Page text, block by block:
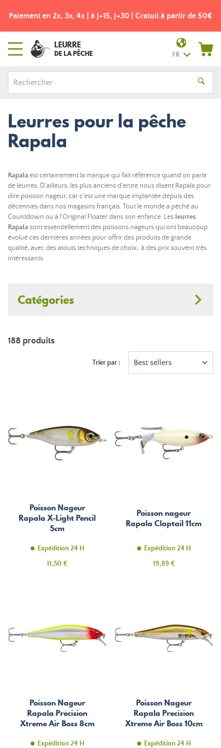
Paiement en 2x, 3x, 4x | à J+15, J+30 | Gratuit à partir de 50€
LEURRE
DE LA PÊCHE FR
Leurres pour la pêche
Rapala
Rapala est certainement la marque qui fait référence quand on parle
de leurres. D'ailleurs, les plus anciens d'entre nous disent Rapala pour
dire poisson nageur, car c'est une marque implantée depuis des
décennies dans nos magasins français. Tout le monde a pêché au
Countdown ou à l'Original Floater dans son enfance. Les leurres
Rapala sont essentiellement des poissons nageurs qui ont beaucoup
évolué ces dernières années pour offrir des produits de grande
qualité, avec des atouts techniques de choix, à des prix souvent très
intéressants.
Catégories
188 produits
Trier par : Best sellers
Poisson Nageur
Rapala X-Light Pencil
5cm
Expédition 24 H
Prix
11,50 €
Poisson nageur
Rapala Claptail 11cm
Expédition 24 H
Prix
19,89 €
Poisson Nageur
Rapala Precision
Xtreme Air Boss 8cm
Expédition 24 H
Poisson Nageur
Rapala Precision
Xtreme Air Boss 10cm
Expédition 24 H